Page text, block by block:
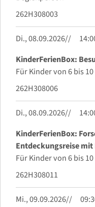
262H308003
Di., 08.09.2026
KinderFerienBox:
Für Kinder von 6 bis
262H308006
Di., 08.09.2026
KinderFerienBox:
Entdeckungsreise
Für Kinder von 6 bis
262H308011
Mi., 09.09.2026